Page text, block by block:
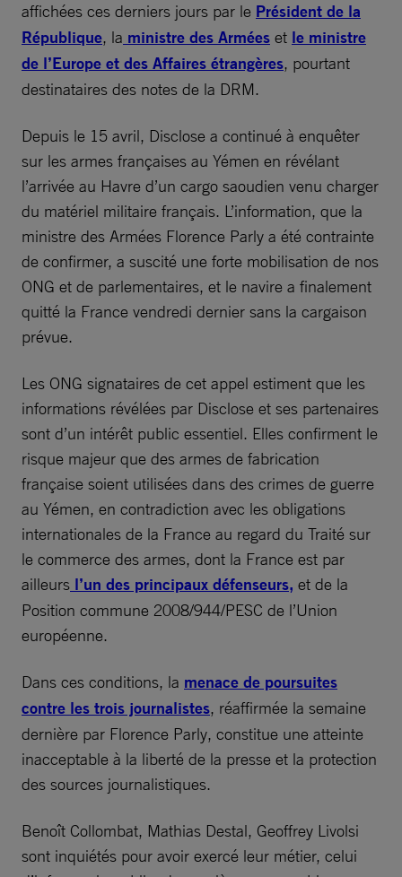
affichées ces derniers jours par le Président de la
République, la ministre des Armées et le ministre
de l’Europe et des Affaires étrangères, pourtant
destinataires des notes de la DRM.
Depuis le 15 avril, Disclose a continué à enquêter
sur les armes françaises au Yémen en révélant
l’arrivée au Havre d’un cargo saoudien venu charger
du matériel militaire français. L’information, que la
ministre des Armées Florence Parly a été contrainte
de confirmer, a suscité une forte mobilisation de nos
ONG et de parlementaires, et le navire a finalement
quitté la France vendredi dernier sans la cargaison
prévue.
Les ONG signataires de cet appel estiment que les
informations révélées par Disclose et ses partenaires
sont d’un intérêt public essentiel. Elles confirment le
risque majeur que des armes de fabrication
française soient utilisées dans des crimes de guerre
au Yémen, en contradiction avec les obligations
internationales de la France au regard du Traité sur
le commerce des armes, dont la France est par
ailleurs l’un des principaux défenseurs, et de la
Position commune 2008/944/PESC de l’Union
européenne.
Dans ces conditions, la menace de poursuites
contre les trois journalistes, réaffirmée la semaine
dernière par Florence Parly, constitue une atteinte
inacceptable à la liberté de la presse et la protection
des sources journalistiques.
Benoît Collombat, Mathias Destal, Geoffrey Livolsi
sont inquiétés pour avoir exercé leur métier, celui